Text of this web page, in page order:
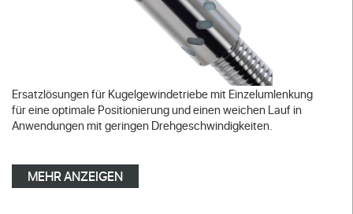
Ersatzlösungen für Kugelgewindetriebe mit Einzelumlenkung
für eine optimale Positionierung und einen weichen Lauf in
Anwendungen mit geringen Drehgeschwindigkeiten.
MEHR ANZEIGEN